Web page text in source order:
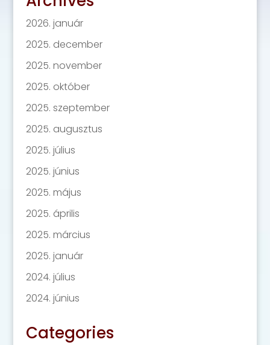
2026. január
2025. december
2025. november
2025. október
2025. szeptember
2025. augusztus
2025. július
2025. június
2025. május
2025. április
2025. március
2025. január
2024. július
2024. június
Categories